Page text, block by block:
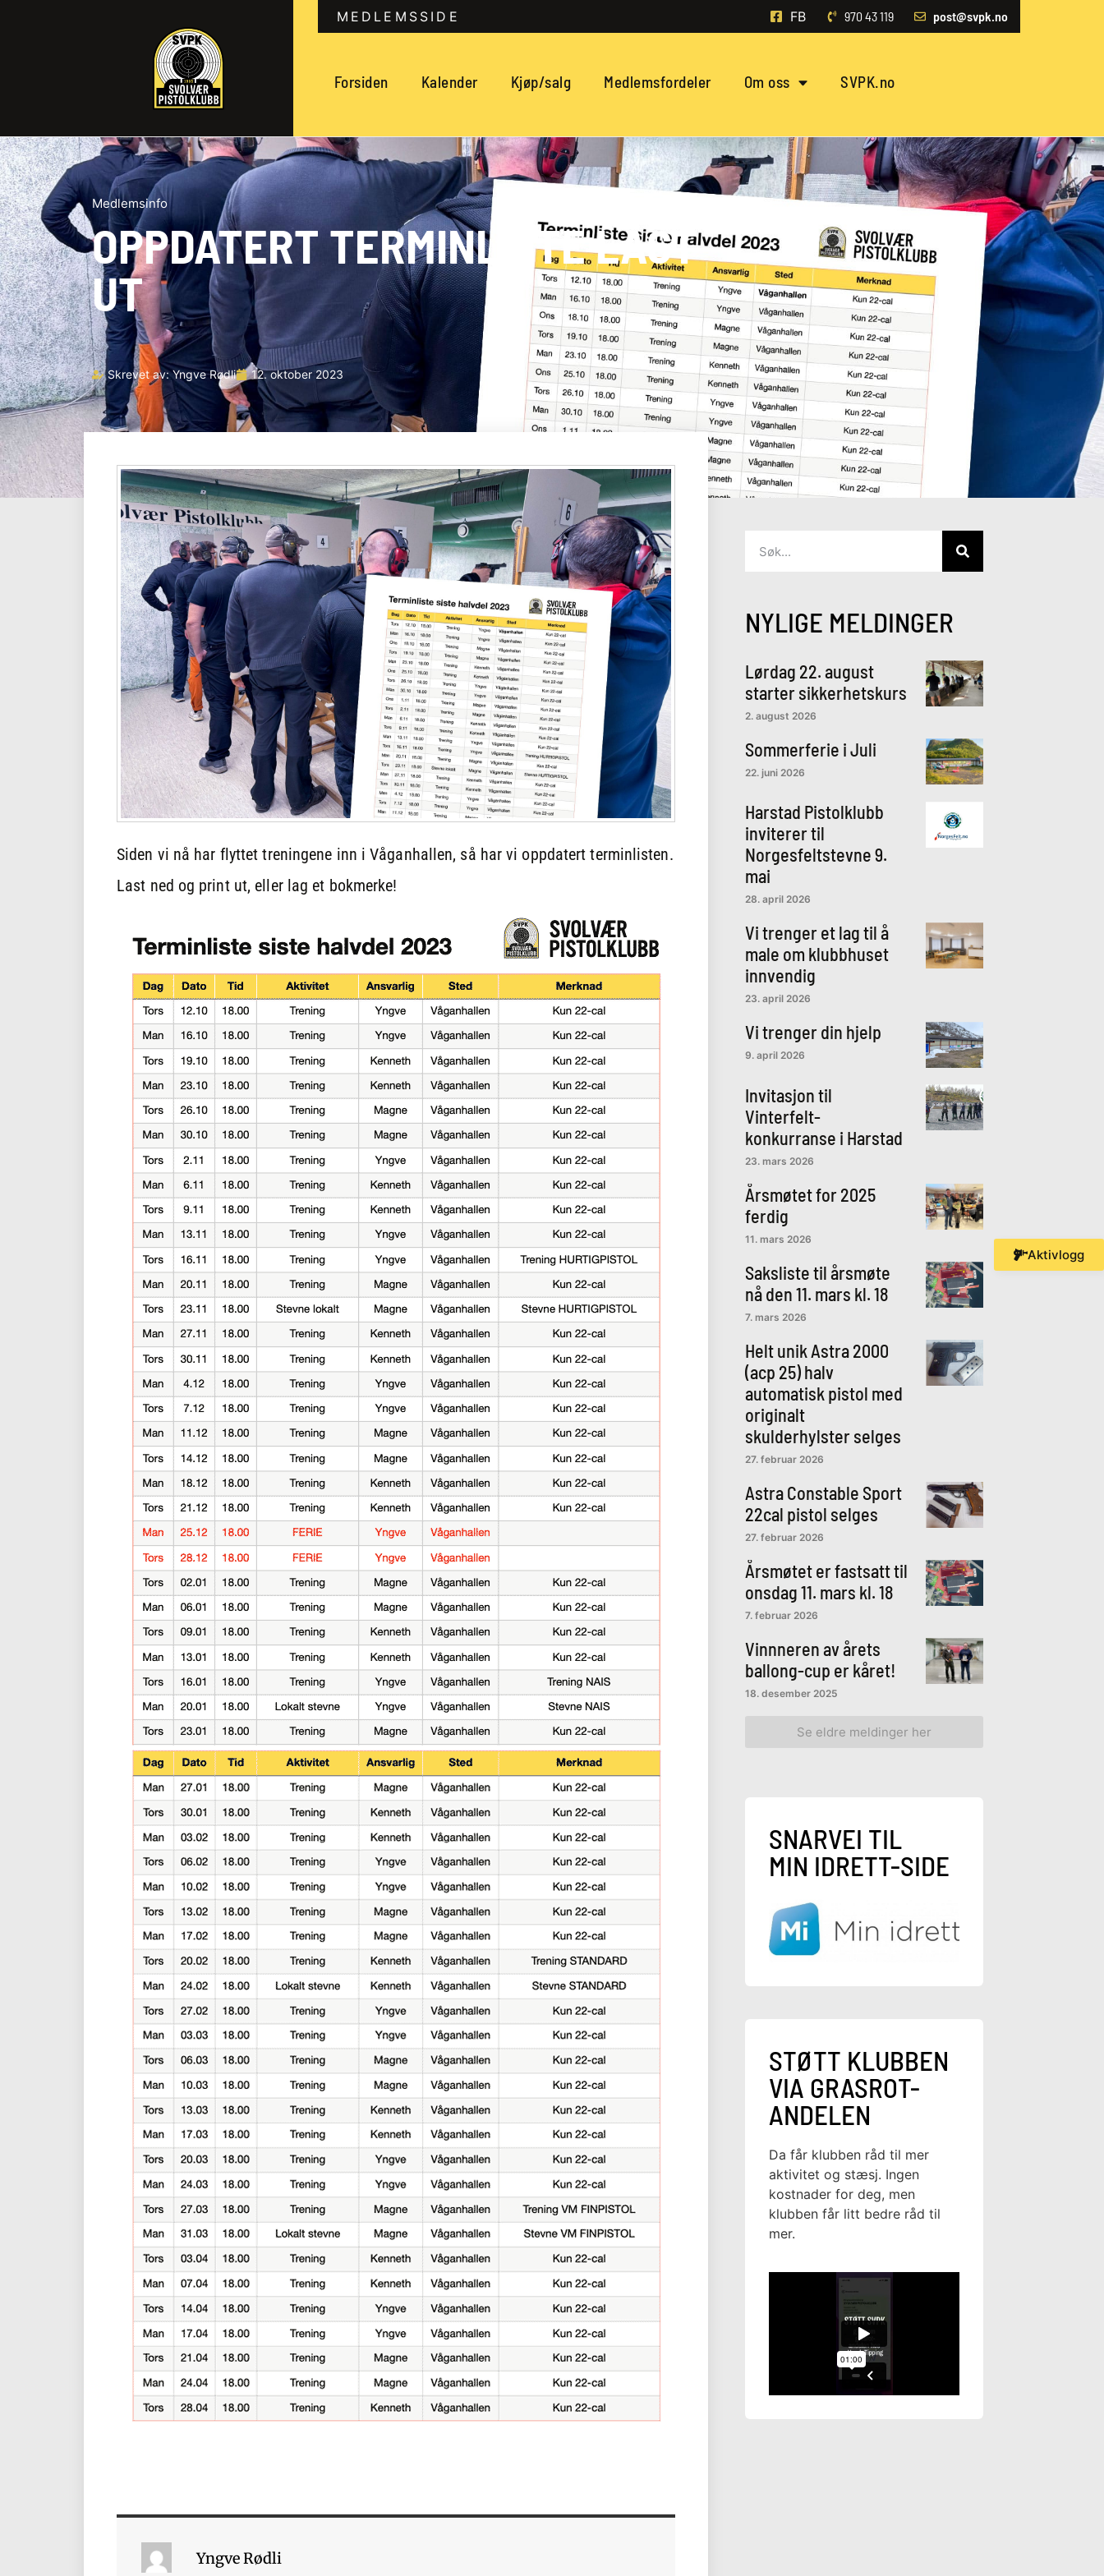
MEDLEMSSIDE FB 970 43 119‬ post@svpk.no
Forsiden Kalender Kjøp/salg Medlemsfordeler Om oss SVPK.no
Aktivlogg
Medlemsinfo
OPPDATERT TERMINLISTE LAGT
UT
Skrevet av:Yngve Rødli 12. oktober 2023
Siden vi nå har flyttet treningene inn i Våganhallen, så har vi oppdatert terminlisten.
Last ned og print ut, eller lag et bokmerke!
Yngve Rødli
NYLIGE MELDINGER
Lørdag 22. august
starter sikkerhetskurs
2. august 2026
Sommerferie i Juli
22. juni 2026
Harstad Pistolklubb
inviterer til
Norgesfeltstevne 9.
mai
28. april 2026
Vi trenger et lag til å
male om klubbhuset
innvendig
23. april 2026
Vi trenger din hjelp
9. april 2026
Invitasjon til
Vinterfelt-
konkurranse i Harstad
23. mars 2026
Årsmøtet for 2025
ferdig
11. mars 2026
Saksliste til årsmøte
nå den 11. mars kl. 18
7. mars 2026
Helt unik Astra 2000
(acp 25) halv
automatisk pistol med
originalt
skulderhylster selges
27. februar 2026
Astra Constable Sport
22cal pistol selges
27. februar 2026
Årsmøtet er fastsatt til
onsdag 11. mars kl. 18
7. februar 2026
Vinnneren av årets
ballong-cup er kåret!
18. desember 2025
Se eldre meldinger her
SNARVEI TIL
MIN IDRETT-SIDE
STØTT KLUBBEN
VIA GRASROT-
ANDELEN
Da får klubben råd til mer
aktivitet og stæsj. Ingen
kostnader for deg, men
klubben får litt bedre råd til
mer.